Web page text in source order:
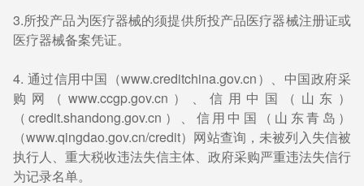
3.所投产品为医疗器械的须提供所投产品医疗器械注册证或
医疗器械备案凭证。
4. 通过信用中国（www.creditchina.gov.cn）、中国政府采
购网（www.ccgp.gov.cn）、信用中国（山东）
（credit.shandong.gov.cn）、信用中国（山东青岛）
（www.qingdao.gov.cn/credit）网站查询，未被列入失信被
执行人、重大税收违法失信主体、政府采购严重违法失信行
为记录名单。